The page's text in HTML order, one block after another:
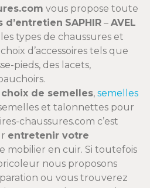
vous propose toute
d’entretien SAPHIR – AVEL
types de chaussures et
d’accessoires tels que
pieds, des lacets,
de semelles, semelles
et talonnettes pour
chaussures.com c’est
entretenir votre
mobilier en cuir. Si toutefois
nous proposons
ou vous trouverez